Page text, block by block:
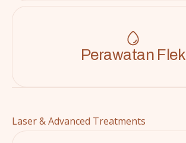
Perawatan Flek
Laser & Advanced Treatments